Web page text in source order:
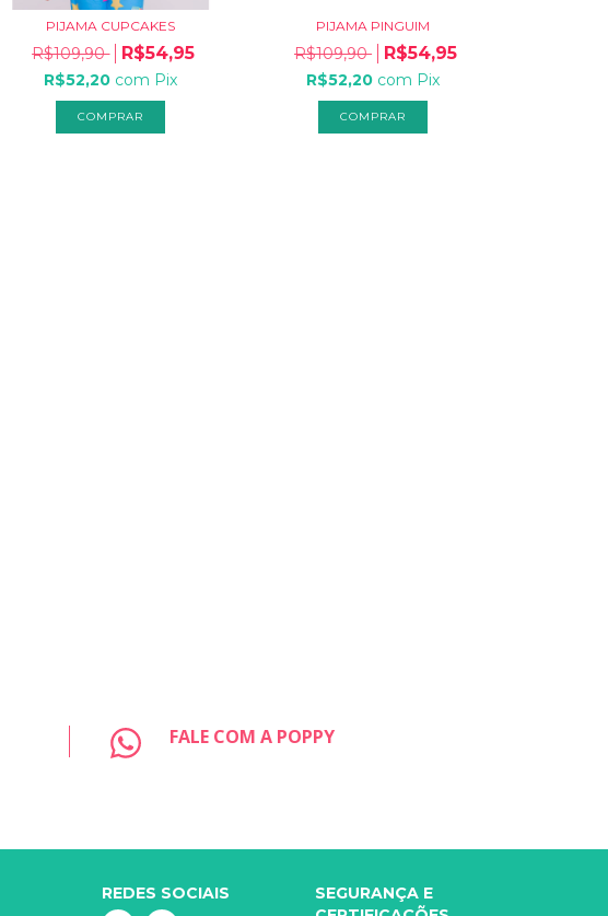
PIJAMA CUPCAKES
R$109,90 R$54,95
R$52,20 com Pix
COMPRAR
PIJAMA PINGUIM
R$109,90 R$54,95
R$52,20 com Pix
COMPRAR
FALE COM A POPPY
REDES SOCIAIS
SEGURANÇA E